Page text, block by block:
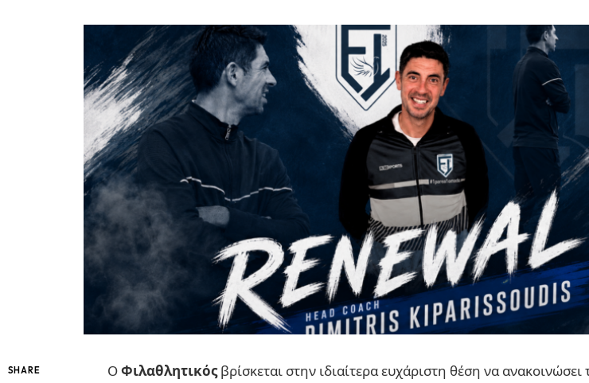
SHARE ΟΦιλαθλητικόςβρίσκεται στην ιδιαίτερα ευχάριστη θέση να